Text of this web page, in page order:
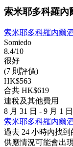
索米耶多科羅內
索米耶多科羅內爾
Somiedo
8.4/10
很好
(7 則評價)
HK$563
合共 HK$619
連稅及其他費用
8 月 31 日 - 9 月 1 日
索米耶多科羅內爾
過去 24 小時內找
供應情況可能會出